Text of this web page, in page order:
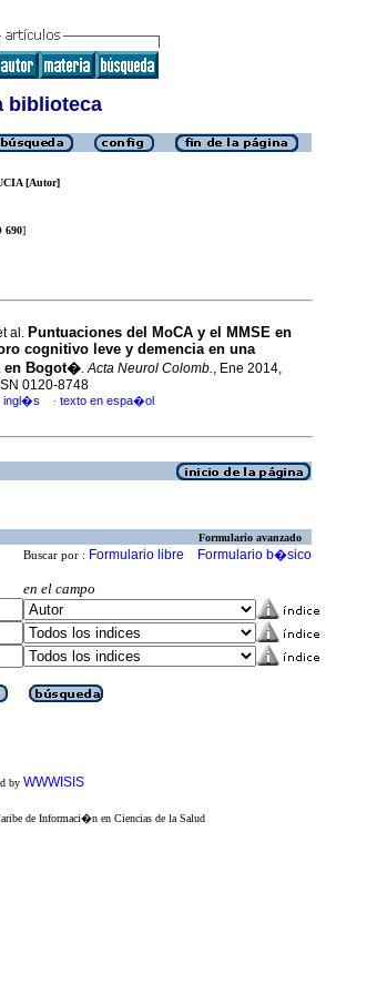
biblioteca
[Autor]
690]
al. Puntuaciones del MoCA y el MMSE en
cognitivo leve y demencia en una
en Bogot�.Acta Neurol Colomb., Ene 2014,
0120-8748
ingl�s · texto en espa�ol
Formulario avanzado
Buscar por : Formulario libre Formulario b�sico
en el campo
by WWWISIS
de Informaci�n en Ciencias de la Salud